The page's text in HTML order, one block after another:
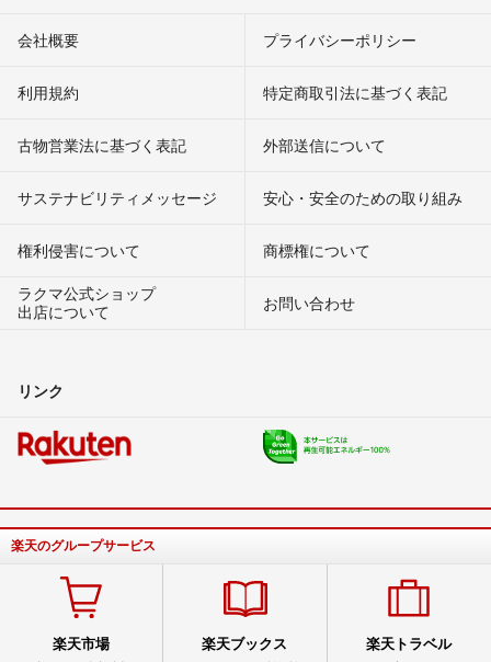
会社概要 プライバシーポリシー
利用規約 特定商取引法に基づく表記
古物営業法に基づく表記 外部送信について
サステナビリティメッセージ 安心・安全のための取り組み
権利侵害について
商標権について
ラクマ公式ショップ
出店について
お問い合わせ
リンク
楽天のグループサービス
楽天市場 楽天ブックス 楽天トラベル